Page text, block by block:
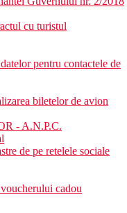
cu turistul
pentru contactele de
biletelor de avion
- A.N.P.C.
de pe retelele sociale
cadou